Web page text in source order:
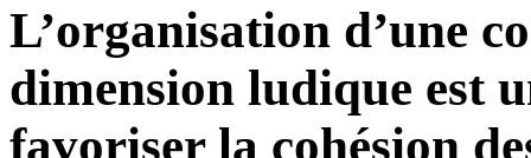
L’organisation d’une
dimension ludique est
favoriser la cohésion